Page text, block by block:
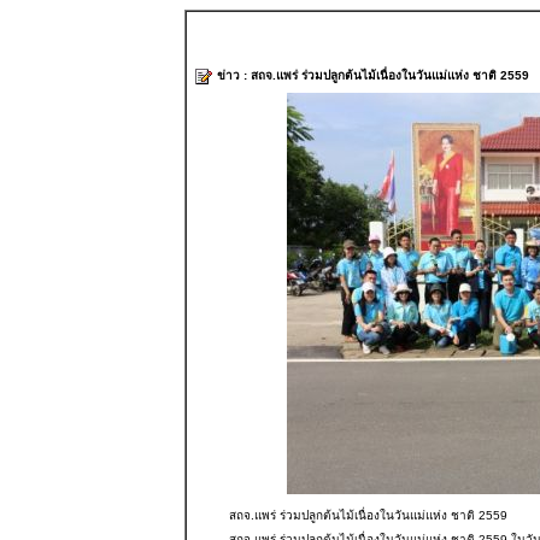
ข่าว : สถจ.แพร่ ร่วมปลูกต้นไม้เนื่องในวันแม่แห่ง ชาติ 2559
สถจ.แพร่ ร่วมปลูกต้นไม้เนื่องในวันแม่แห่ง ชาติ 2559